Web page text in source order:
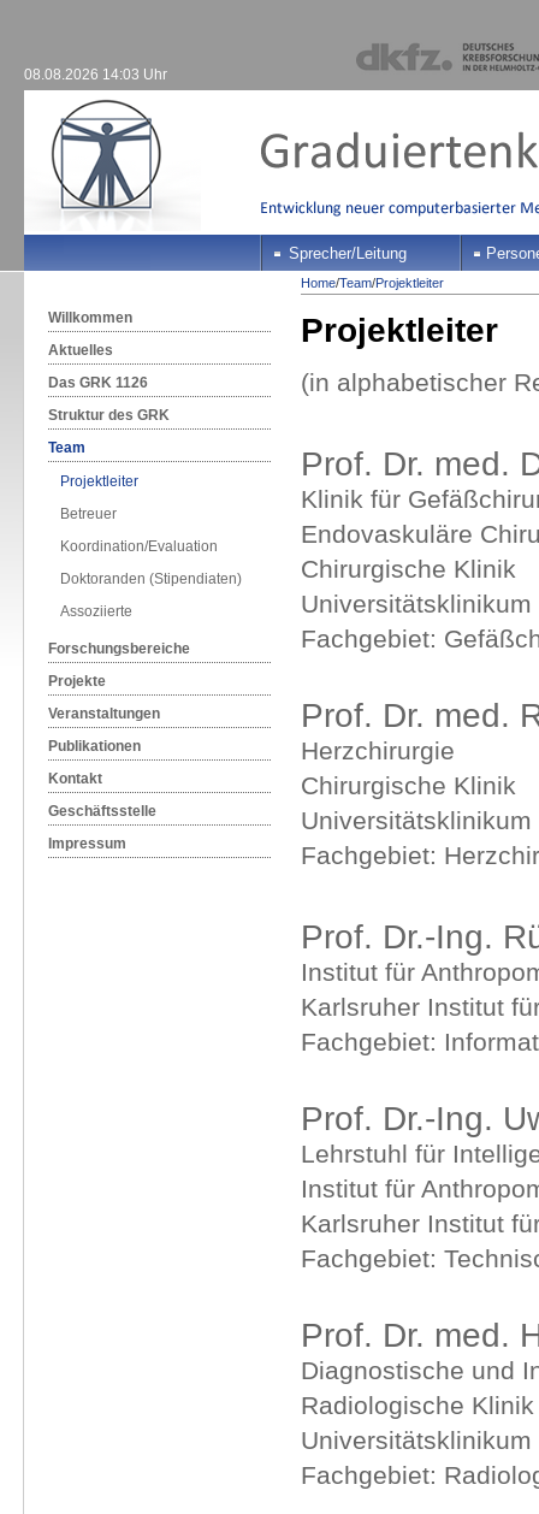
08.08.2026 14:03 Uhr
Sprecher/Leitung
Willkommen
Aktuelles
Das GRK 1126
Struktur des GRK
Team
Projektleiter
Betreuer
Koordination/Evaluation
Doktoranden (Stipendiaten)
Assoziierte
Forschungsbereiche
Projekte
Veranstaltungen
Publikationen
Kontakt
Geschäftsstelle
Impressum
Home/Team/Projektleiter
Projektleiter
(in alphabetischer
Prof. Dr. med.
Klinik für
Endovaskuläre
Chirurgische Klinik
Universitätsklinikum
Fachgebiet:
Prof. Dr. med.
Herzchirurgie
Chirurgische Klinik
Universitätsklinikum
Fachgebiet:
Prof. Dr.-Ing.
Institut für
Karlsruher Institut
Fachgebiet:
Prof. Dr.-Ing.
Lehrstuhl für
Institut für
Karlsruher Institut
Fachgebiet:
Prof. Dr. med.
Diagnostische und
Radiologische
Fachgebiet: